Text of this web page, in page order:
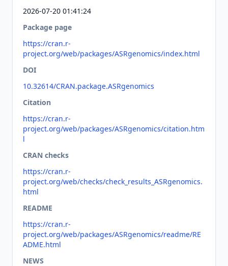
2026-07-20 01:41:24
Package page
https://cran.r-
project.org/web/packages/ASRgenomics/index.html
DOI
10.32614/CRAN.package.ASRgenomics
Citation
https://cran.r-
project.org/web/packages/ASRgenomics/citation.htm
l
CRAN checks
https://cran.r-
project.org/web/checks/check_results_ASRgenomics.
html
README
https://cran.r-
project.org/web/packages/ASRgenomics/readme/RE
ADME.html
NEWS